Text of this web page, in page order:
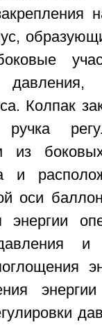
Колпак
из
и
оси
энергии